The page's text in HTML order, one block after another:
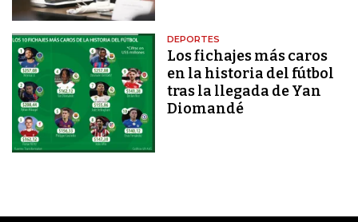
DEPORTES
Los fichajes más caros
en la historia del fútbol
tras la llegada de Yan
Diomandé